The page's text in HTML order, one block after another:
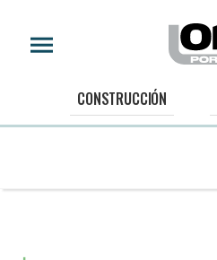
CONSTRUCCIÓN